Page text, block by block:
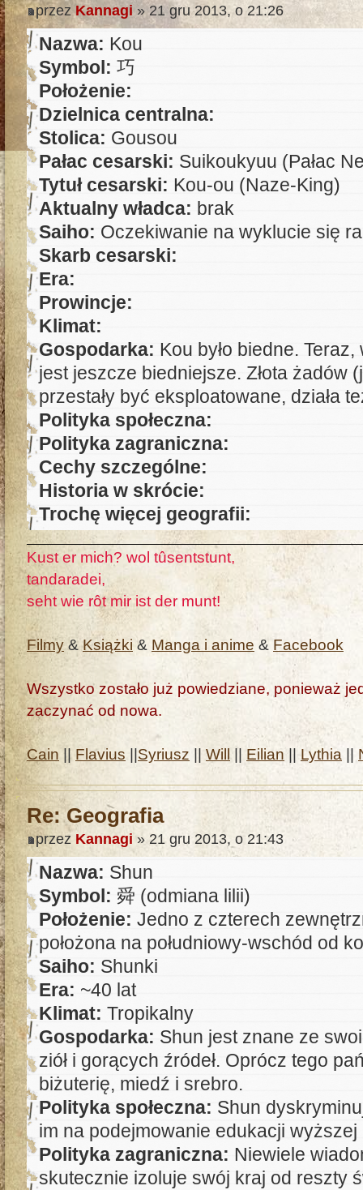
przezKannagi» 21 gru 2013, o 21:26
Nazwa: Kou
Symbol: 巧
Położenie:
Dzielnica centralna:
Stolica: Gousou
Pałac cesarski: Suikoukyuu (Pałac
Tytuł cesarski: Kou-ou (Naze-King)
Aktualny władca: brak
Saiho: Oczekiwanie na wyklucie się
Skarb cesarski:
Era:
Prowincje:
Klimat:
Gospodarka: Kou było biedne.
jest jeszcze biedniejsze. Złota żadów
przestały być eksploatowane, działa
Polityka społeczna:
Polityka zagraniczna:
Cechy szczególne:
Historia w skrócie:
Trochę więcej geografii:
Kust er mich? wol tûsentstunt,
tandaradei,
seht wie rôt mir ist der munt!
Filmy &Książki & Manga i anime & Facebook
Wszystko zostało już powiedziane, ponieważ
zaczynać od nowa.
Cain || Flavius ||Syriusz || Will || Eilian || Lythia ||
Re: Geografia
przez Kannagi » 21 gru 2013, o 21:43
Nazwa: Shun
Symbol: 舜 (odmiana lilii)
Położenie: Jedno z czterech
położona na południowy-wschód od
Saiho: Shunki
Era: ~40 lat
Klimat: Tropikalny
Gospodarka: Shun jest znane ze
ziół i gorących źródeł. Oprócz tego
biżuterię, miedź i srebro.
Polityka społeczna: Shun
im na podejmowanie edukacji
Polityka zagraniczna: Niewiele
skutecznie izoluje swój kraj od reszty